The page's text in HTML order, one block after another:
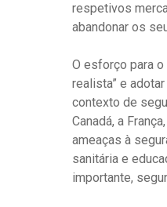
respetivos
abandonar os
O esforço para
realista” e
contexto de
Canadá, a
ameaças à
sanitária e
importante,